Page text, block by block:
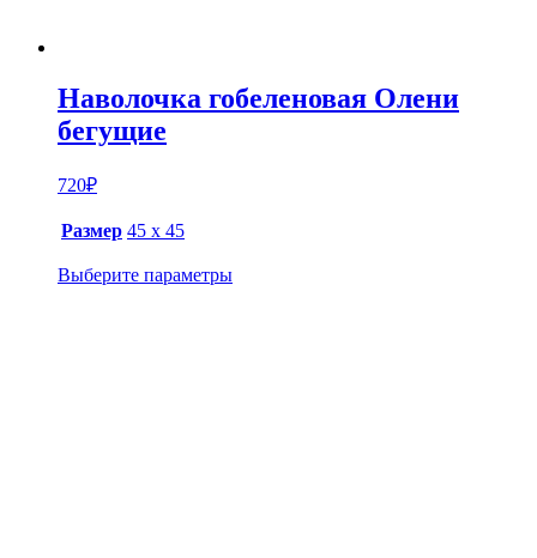
Наволочка гобеленовая Олени
бегущие
720₽
Размер 45 х 45
Выберите параметры